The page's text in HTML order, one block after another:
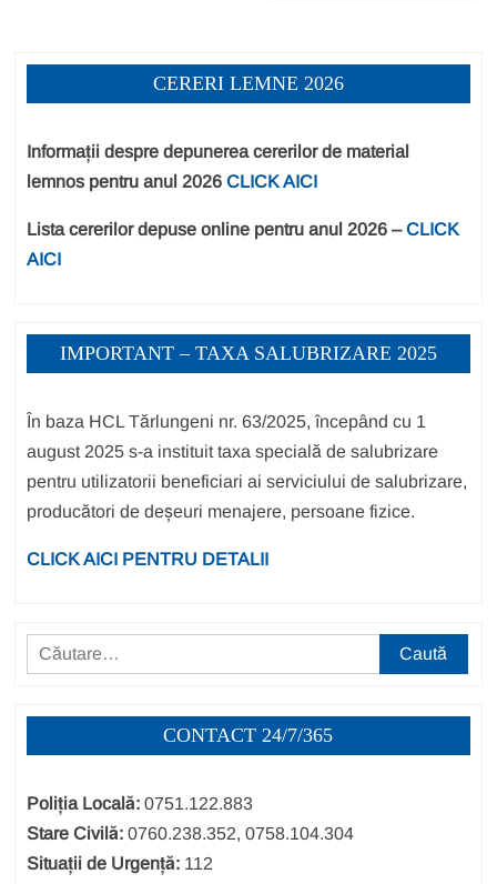
CERERI LEMNE 2026
Informații despre depunerea cererilor de material
lemnos pentru anul 2026CLICK AICI
Lista cererilor depuse online pentru anul 2026 –CLICK
AICI
IMPORTANT – TAXA SALUBRIZARE 2025
În baza HCL Tărlungeni nr. 63/2025, începând cu 1
august 2025 s-a instituit taxa specială de salubrizare
pentru utilizatorii beneficiari ai serviciului de salubrizare,
producători de deșeuri menajere, persoane fizice.
CLICK AICI PENTRU DETALII
Caută
după:
CONTACT 24/7/365
Poliția Locală: 0751.122.883
Stare Civilă: 0760.238.352, 0758.104.304
Situații de Urgență: 112